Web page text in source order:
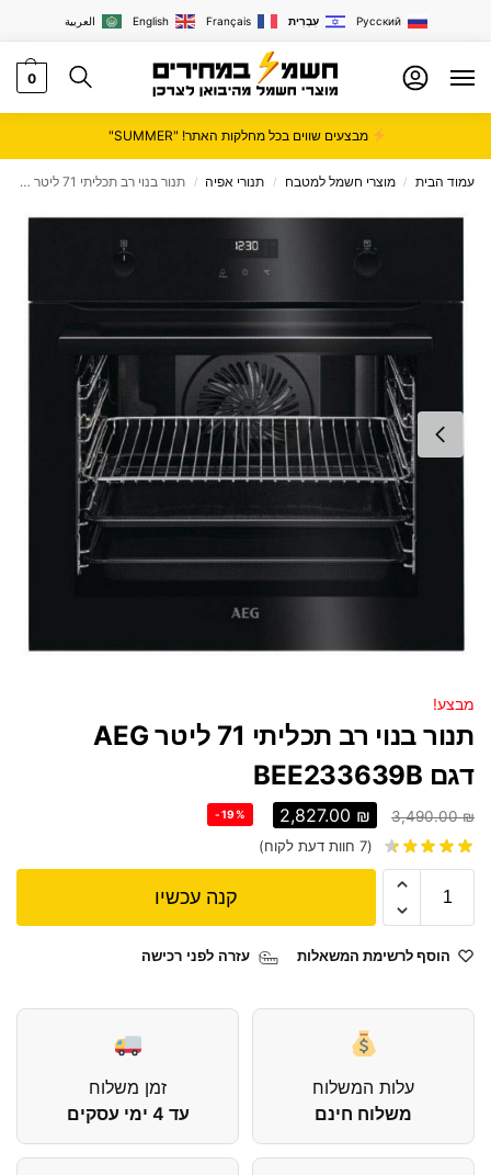
العربية English Français עִבְרִית Русский
0
מבצעים שווים בכל מחלקות האתר! "SUMMER"
עמוד הבית / מוצרי חשמל למטבח / תנורי אפיה / תנור בנוי רב תכליתי 71 ליטר AEG דגם BEE233639B
מבצע!
תנור בנוי רב תכליתי 71 ליטר AEG
דגם BEE233639B
3,490.00₪
2,827.00 ₪
-19%
(
7 חוות דעת לקוח)
קנה עכשיו
הוסף לרשימת המשאלות עזרה לפני רכישה
עלות המשלוח
משלוח חינם
זמן משלוח
עד 4 ימי עסקים